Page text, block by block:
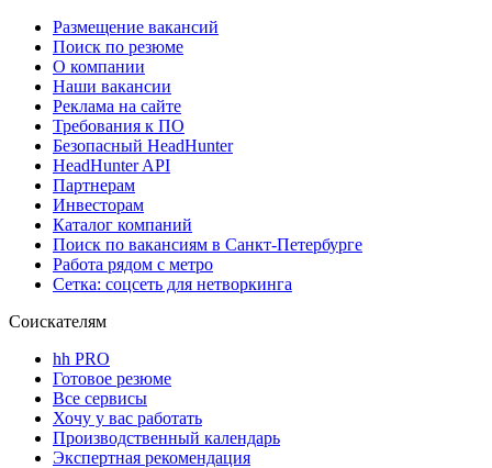
Размещение вакансий
Поиск по резюме
О компании
Наши вакансии
Реклама на сайте
Требования к ПО
Безопасный HeadHunter
HeadHunter API
Партнерам
Инвесторам
Каталог компаний
Поиск по вакансиям в Санкт-Петербурге
Работа рядом с метро
Сетка: соцсеть для нетворкинга
Соискателям
hh PRO
Готовое резюме
Все сервисы
Хочу у вас работать
Производственный календарь
Экспертная рекомендация